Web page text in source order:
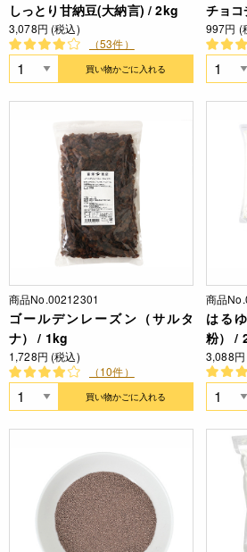
しっとり甘納豆(大納言) / 2kg
3,078円 (税込)
（53件）
買い物かごに入れる
チョ
997円 (
商品No.00212301
ゴールデンレーズン（サルタ
ナ） / 1kg
1,728円 (税込)
（10件）
買い物かごに入れる
商品
はる
粉） /
3,088